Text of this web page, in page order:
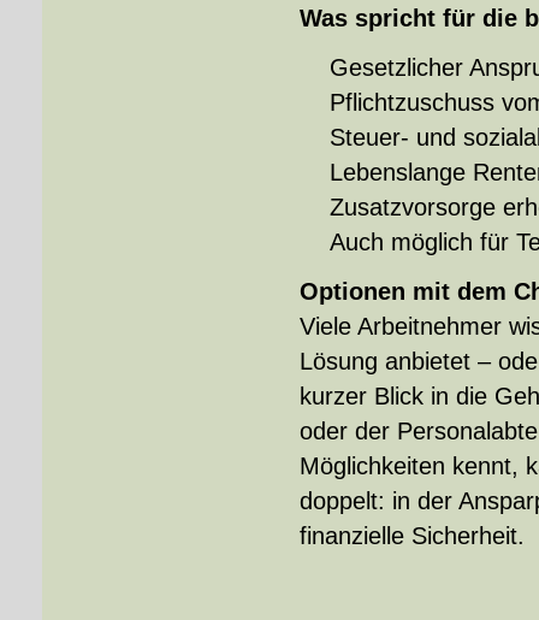
Was spricht für die
Gesetzlicher
Pflichtzuschuss
Steuer- und
Lebenslange
Zusatzvorsorge
Auch möglich für
Optionen mit dem
Viele Arbeitnehmer
Lösung anbietet –
kurzer Blick in die
oder der
Möglichkeiten kennt,
doppelt: in der
finanzielle Sicherheit.